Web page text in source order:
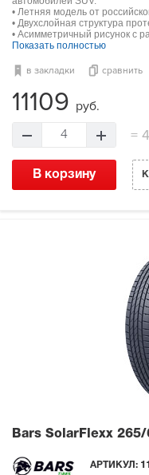
• Летняя модель от
• Двухслойная структура
• Асимметричный рисунок с
Показать полностью
в закладки сравнить
11109 руб.
4 =
В корзину
Bars SolarFlexx 265/
АРТИКУЛ: